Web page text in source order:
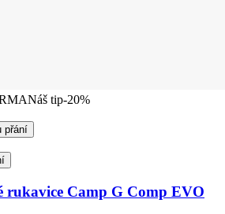
Náš tip-20%
přání
rukavice Camp G Comp EVO